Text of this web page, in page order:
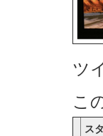
ツ
こ
ス